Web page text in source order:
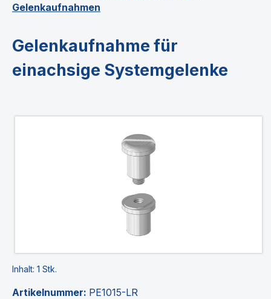
Gelenkaufnahmen
Gelenkaufnahme für
einachsige Systemgelenke
Inhalt: 1 Stk.
Artikelnummer: PE1015-LR